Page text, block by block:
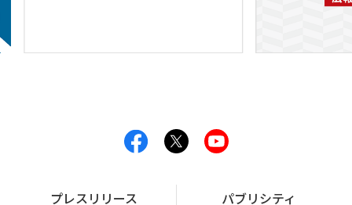
プレスリリース パブリシティ